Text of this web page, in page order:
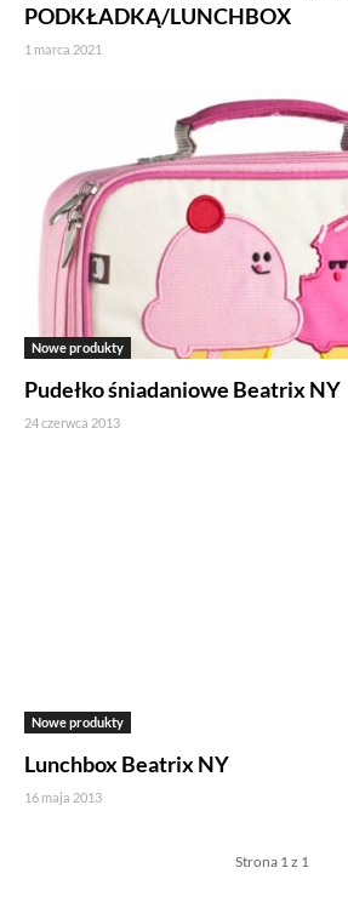
PODKŁADKĄ/LUNCHBOX
1 marca 2021
Nowe produkty
Pudełko śniadaniowe Beatrix NY
24 czerwca 2013
Nowe produkty
Lunchbox Beatrix NY
16 maja 2013
Strona 1 z 1